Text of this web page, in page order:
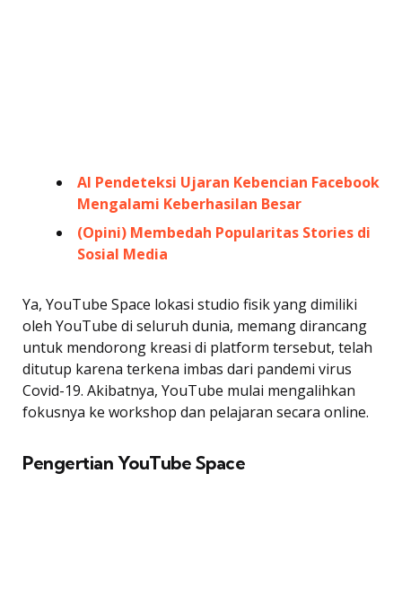
AI Pendeteksi Ujaran Kebencian Facebook
Mengalami Keberhasilan Besar
(Opini) Membedah Popularitas Stories di
Sosial Media
Ya, YouTube Space lokasi studio fisik yang dimiliki
oleh YouTube di seluruh dunia, memang dirancang
untuk mendorong kreasi di platform tersebut, telah
ditutup karena terkena imbas dari pandemi virus
Covid-19. Akibatnya, YouTube mulai mengalihkan
fokusnya ke workshop dan pelajaran secara online.
Pengertian YouTube Space